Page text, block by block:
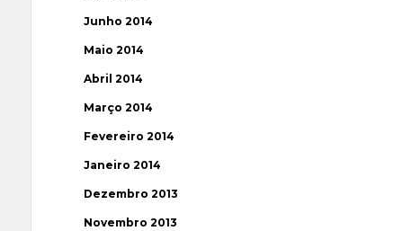
Junho 2014
Maio 2014
Abril 2014
Março 2014
Fevereiro 2014
Janeiro 2014
Dezembro 2013
Novembro 2013